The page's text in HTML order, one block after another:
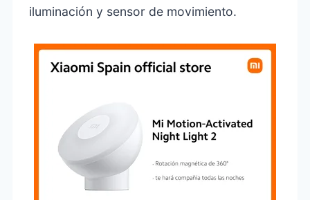
iluminación y sensor de movimiento.